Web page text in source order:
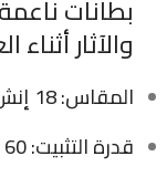
بطانات
والآثار أثناء
المقاس: 18 إنش
قدرة التثبيت: 60 × 450 ملم